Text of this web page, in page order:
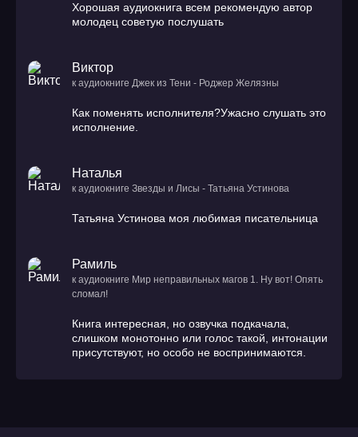
Хорошая аудиокнига всем рекомендую автор
молодец советую послушать
Виктор
к аудиокниге Джек из Тени - Роджер Желязны
Как поменять исполнителя?Ужасно слушать это
исполнение.
Наталья
к аудиокниге Звезды и Лисы - Татьяна Устинова
Татьяна Устинова моя любимая писательница
Рамиль
к аудиокниге Мир неправильных магов 1. Ну вот! Опять
сломал!
Книга интересная, но озвучка подкачала,
слишком монотонно или голос такой, интонации
присутствуют, но особо не воспринимаются.